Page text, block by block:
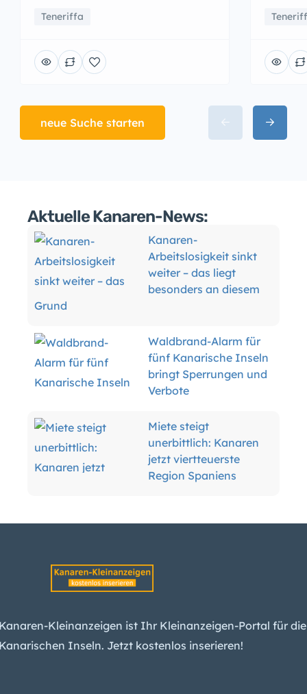
Teneriffa
neue Suche starten
Aktuelle Kanaren-News:
Kanaren-
Arbeitslosigkeit sinkt
weiter – das liegt
besonders an diesem
Grund
Waldbrand-Alarm für
fünf Kanarische Inseln
bringt Sperrungen und
Verbote
Miete steigt
unerbittlich: Kanaren
jetzt viertteuerste
Region Spaniens
Kanaren erwarten
Inselring-Finale
Kleinanzeigen ist Ihr Kleinanzeigen-Portal für die
Inseln. Jetzt kostenlos inserieren!